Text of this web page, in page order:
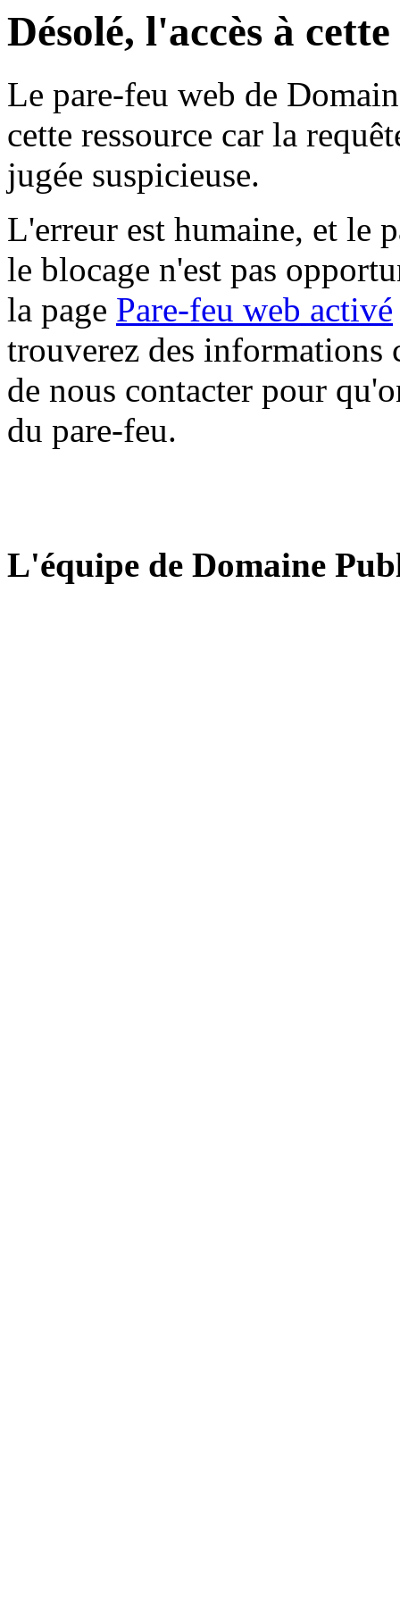
Désolé, l'accès à
Le pare-feu web de
cette ressource car la
jugée suspicieuse.
L'erreur est humaine, et le
le blocage n'est pas
la page Pare-feu web activé
trouverez des informations
de nous contacter pour
du pare-feu.
L'équipe de Domaine